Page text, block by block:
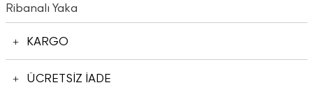
Ribanalı Yaka
KARGO
ÜCRETSİZ İADE